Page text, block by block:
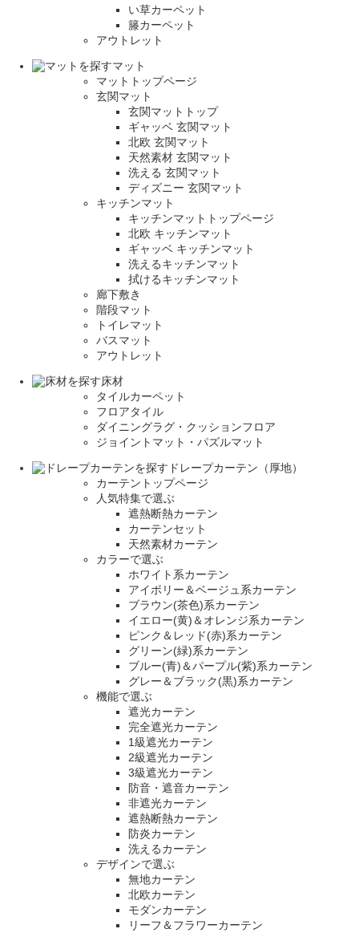
い草カーペット
籐カーペット
アウトレット
マット
マットトップページ
玄関マット
玄関マットトップ
ギャッベ 玄関マット
北欧 玄関マット
天然素材 玄関マット
洗える 玄関マット
ディズニー 玄関マット
キッチンマット
キッチンマットトップページ
北欧 キッチンマット
ギャッベ キッチンマット
洗えるキッチンマット
拭けるキッチンマット
廊下敷き
階段マット
トイレマット
バスマット
アウトレット
床材
タイルカーペット
フロアタイル
ダイニングラグ・クッションフロア
ジョイントマット・パズルマット
ドレープカーテン（厚地）
カーテントップページ
人気特集で選ぶ
遮熱断熱カーテン
カーテンセット
天然素材カーテン
カラーで選ぶ
ホワイト系カーテン
アイボリー＆ベージュ系カーテン
ブラウン(茶色)系カーテン
イエロー(黄)＆オレンジ系カーテン
ピンク＆レッド(赤)系カーテン
グリーン(緑)系カーテン
ブルー(青)＆パープル(紫)系カーテン
グレー＆ブラック(黒)系カーテン
機能で選ぶ
遮光カーテン
完全遮光カーテン
1級遮光カーテン
2級遮光カーテン
3級遮光カーテン
防音・遮音カーテン
非遮光カーテン
遮熱断熱カーテン
防炎カーテン
洗えるカーテン
デザインで選ぶ
無地カーテン
北欧カーテン
モダンカーテン
リーフ＆フラワーカーテン